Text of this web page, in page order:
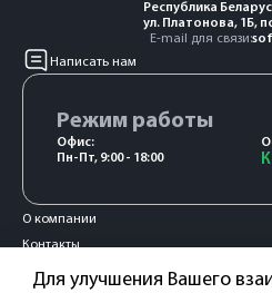
Для улучшения Вашего
Республика
ул. Платонова, 1Б,
E-mail для связи:
Написать нам
Режим работы
Офис:
Пн-Пт, 9:00 - 18:00
О компании
Контакты
Акции и новости